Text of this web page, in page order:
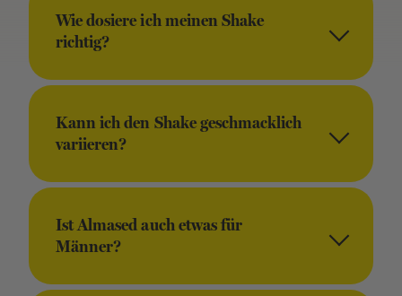
Wie dosiere ich meinen Shake
richtig?
Kann ich den Shake geschmacklich
variieren?
Ist Almased auch etwas für
Männer?